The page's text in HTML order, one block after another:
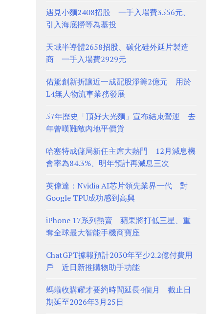
遇見小麵2408招股 一手入場費3556元、
引入海底撈等為基投
天域半導體2658招股、碳化硅外延片製造
商 一手入場費2929元
佑駕創新折讓近一成配股淨籌2億元 用於
L4無人物流車業務發展
57年歷史「頂好大光麵」宣布結束營運 去
年曾嘆難敵內地平價貨
哈塞特成儲局新任主席大熱門 12月減息機
會率為84.3%、明年預計再減息三次
英偉達：Nvidia AI芯片領先業界一代 對
Google TPU成功感到高興
iPhone 17系列熱賣 蘋果將打低三星、重
奪全球最大智能手機商寶座
ChatGPT據報預計2030年至少2.2億付費用
戶 近日新推購物助手功能
螞蟻收購耀才要約時間延長4個月 截止日
期延至2026年3月25日